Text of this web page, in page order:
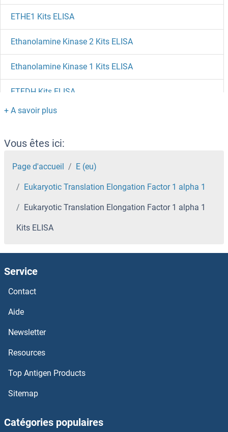
ETHE1 Kits ELISA
Ethanolamine Kinase 2 Kits ELISA
Ethanolamine Kinase 1 Kits ELISA
ETFDH Kits ELISA
ETFB Kits ELISA
ETFA Kits ELISA
ETF1 Kits ELISA
ESYT3 Kits ELISA
Estriol Kits ELISA
Estradiol Kits ELISA
Esterase D Kits ELISA
ESRP2 Kits ELISA
ESRP1 Kits ELISA
Vous êtes ici:
Page d'accueil E (eu)
Eukaryotic Translation Elongation Factor 1 alpha 1
Eukaryotic Translation Elongation Factor 1 alpha 1
Kits ELISA
Service
Contact
Aide
Newsletter
Resources
Top Antigen Products
Sitemap
Catégories populaires